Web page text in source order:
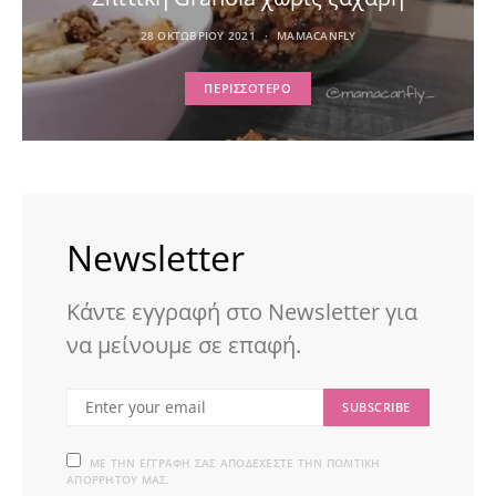
28 ΟΚΤΩΒΡΊΟΥ 2021 MAMACANFLY
ΠΕΡΙΣΣΌΤΕΡΟ
Newsletter
Κάντε εγγραφή στο Newsletter για
να μείνουμε σε επαφή.
SUBSCRIBE
ΜΕ ΤΗΝ ΕΓΓΡΑΦΉ ΣΑΣ ΑΠΟΔΈΧΕΣΤΕ ΤΗΝ ΠΟΛΙΤΙΚΉ
ΑΠΟΡΡΉΤΟΥ ΜΑΣ.